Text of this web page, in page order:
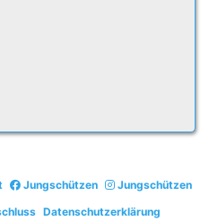
Jungschützen
Jungschützen
Datenschutzerklärung